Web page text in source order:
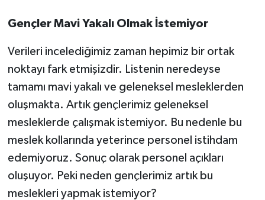
Gençler Mavi Yakalı Olmak İstemiyor
Verileri incelediğimiz zaman hepimiz bir ortak
noktayı fark etmişizdir. Listenin neredeyse
tamamı mavi yakalı ve geleneksel mesleklerden
oluşmakta. Artık gençlerimiz geleneksel
mesleklerde çalışmak istemiyor. Bu nedenle bu
meslek kollarında yeterince personel istihdam
edemiyoruz. Sonuç olarak personel açıkları
oluşuyor. Peki neden gençlerimiz artık bu
meslekleri yapmak istemiyor?